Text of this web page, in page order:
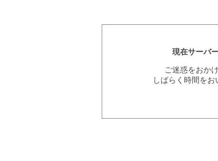
現在サーバ
ご迷惑をおか
しばらく時間を